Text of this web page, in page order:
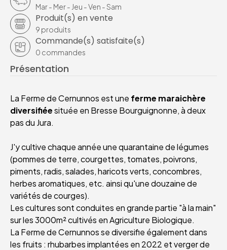
Mar- Mer- Jeu -Ven -Sam
Produit(s) en vente
9 produits
Commande(s) satisfaite(s)
0 commandes
Présentation
La Ferme de Cernunnos est une ferme maraichère
diversifiéesituée en Bresse Bourguignonne, à deux
pas du Jura.
J'y cultive chaque année une quarantaine de légumes
(pommes de terre, courgettes, tomates, poivrons,
piments, radis, salades, haricots verts, concombres,
herbes aromatiques, etc. ainsi qu'une douzaine de
variétés de courges).
Les cultures sont conduites en grande partie "à la main"
sur les 3000m² cultivés en Agriculture Biologique.
La Ferme de Cernunnos se diversifie également dans
les fruits : rhubarbes implantées en 2022 et verger de